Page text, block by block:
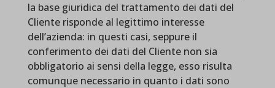
la base giuridica del trattamento dei dati del
Cliente risponde al legittimo interesse
dell’azienda: in questi casi, seppure il
conferimento dei dati del Cliente non sia
obbligatorio ai sensi della legge, esso risulta
comunque necessario in quanto i dati sono